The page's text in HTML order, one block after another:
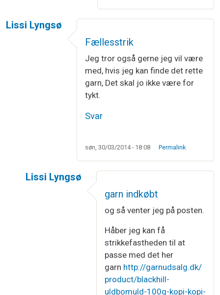
Lissi Lyngsø
Fællesstrik
Jeg tror også gerne jeg vil være
med, hvis jeg kan finde det rette
garn, Det skal jo ikke være for
tykt.
Svar
søn, 30/03/2014 - 18:08 Permalink
Lissi Lyngsø
Fællesstrikaf Lissi Lyngsø
garn indkøbt
og så venter jeg på posten.
Håber jeg kan få
strikkefastheden til at
passe med det her
garn http://garnudsalg.dk/
product/blackhill-
uldbomuld-100g-kopi-kopi-